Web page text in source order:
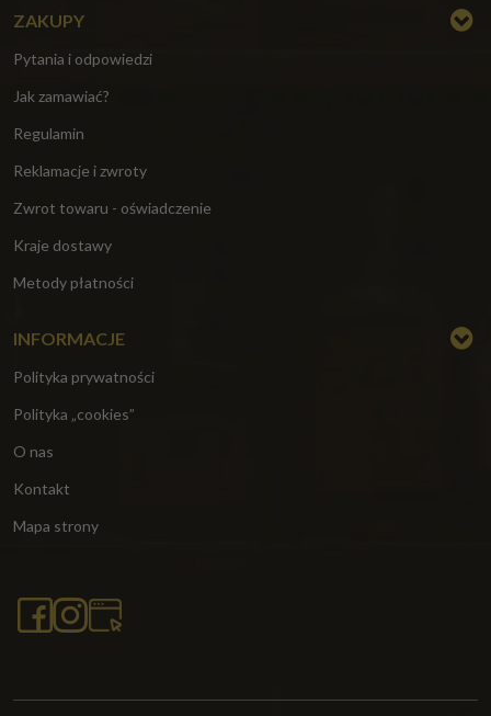
ZAKUPY
Pytania i odpowiedzi
Jak zamawiać?
Regulamin
Reklamacje i zwroty
Zwrot towaru - oświadczenie
Kraje dostawy
Metody płatności
INFORMACJE
Polityka prywatności
Polityka „cookies”
O nas
Kontakt
Mapa strony